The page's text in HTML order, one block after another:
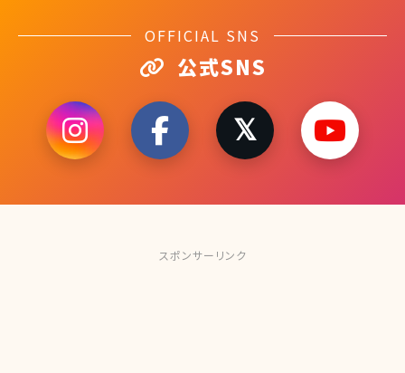
OFFICIAL SNS
公式SNS
スポンサーリンク